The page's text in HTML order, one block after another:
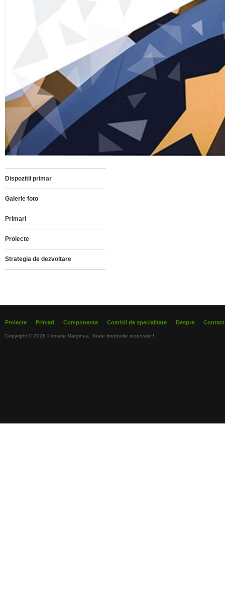
Dispozitii primar
Galerie foto
Primari
Proiecte
Strategia de dezvoltare
Proiecte Primari Componenta Comisii de specialitate Despre Contact
Copyright © 2026 Primaria Marginea. Toate drepturile rezervate !